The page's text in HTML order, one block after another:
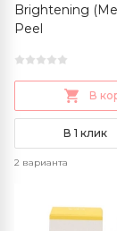
Brightening
Peel
В
В 1 клик
2 варианта